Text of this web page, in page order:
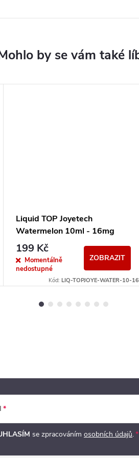
Liquid TOP Joyetech
Watermelon 10ml - 16mg
199 Kč
Momentálně
nedostupné
ZOBRAZIT
Kód: LIQ-TOPJOYE-WATER-10-16
se zpracováním osobních údajů.